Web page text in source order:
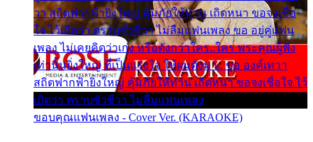
วา สถิตฟากฟ้ายิ่งใหญ่ คุ้มภัยให้ท่าน เถิดหนา ขอจงเชื่อ
ใจ ไว้เถิดว่า ตราบชั่วชีวา ไม่ลืมแฟนเพลง ขอ อยู่คู่แฟน
เพลง ไม่เคยคิดว่าเก่ง หรือดังกว่าใคร..ใคร พระคุณผู้ฟัง
เท่านั้นยิ่งใหญ่ ที่เป็นแรงใจ ให้ผมดังมา.. ขอ องค์เทวา
สถิตฟากฟ้ายิ่งใหญ่ คุ้มภัยให้ท่าน เถิดหนา ขอจงเชื่อใจ ไว้
เถิดว่า ตราบชั่วชีวา ไม่ลืมแฟนเพลง
ขอบคุณแฟนเพลง - Cover Ver. (KARAOKE)